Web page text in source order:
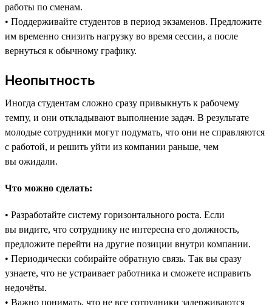
работы по сменам.
• Поддерживайте студентов в период экзаменов. Предложите
им временно снизить нагрузку во время сессии, а после
вернуться к обычному графику.
Неопытность
Иногда студентам сложно сразу привыкнуть к рабочему
темпу, и они откладывают выполнение задач. В результате
молодые сотрудники могут подумать, что они не справляются
с работой, и решить уйти из компании раньше, чем
вы ожидали.
Что можно сделать:
• Разработайте систему горизонтального роста. Если
вы видите, что сотруднику не интересна его должность,
предложите перейти на другие позиции внутри компании.
• Периодически собирайте обратную связь. Так вы сразу
узнаете, что не устраивает работника и сможете исправить
недочёты.
• Важно понимать, что не все сотрудники задерживаются